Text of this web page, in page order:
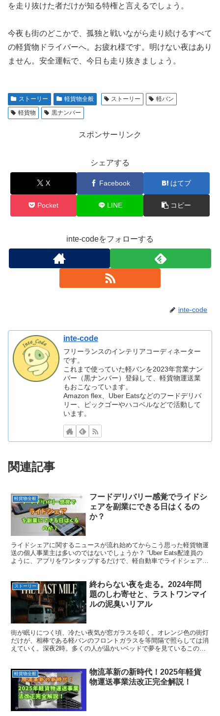
を走り抜けた者だけが知る特権と言えるでしょう。
今夜も街のどこかで、孤独と戦いながら走り続けるすべて
の軽貨物ドライバーへ。お疲れ様です。明けない夜はあり
ません。安全運転で、今日も走り抜きましょう。
ストーリー 軽貨物全般 ストーリー
軽バン
軽貨物
黒ナンバー
スポンサーリンク
シェアする
X Facebook はてブ
Pocket LINE コピー
inte-codeをフォローする
inte-code
inte-code
フリーランスのインテリアコーディネーター
です。
これまで使っていた軽バンを2023年営業ナン
バー（黒ナンバー）登録して、軽貨物運送業
もおこなっています。
Amazon flex、Uber Eatsなどのフードデリバ
リー、ピックゴーやハコベルなどで活動して
います。
関連記事
軽貨物全般
フードデリバリー感覚でライドシ
ェアを副業にできる日はくるの
か？
ライドシェアに関するニュースが流れ始めてからこう思った軽貨物運
送の個人事業主は多いのではないでしょうか？ “Uber Eats配達員の
ように、アプリをワンタップするだけで、軽自動車でライドシェアを
ストーリー
終わらない夜を走る。2024年問
題のしわ寄せと、ラストワンマイ
ルの泥臭いリアル
街が眠りにつく頃、冷たい夜気が窓ガラスを叩く。オレンジ色の街灯
だけが、相棒である軽バンのフロントガラスを等間隔で照らしては消
えていく。深夜2時。多くの人が温かいベッドで夢を見ているこの時
軽貨物全般
物流革新の新時代！2025年軽貨
物運送事業法改正完全解説！